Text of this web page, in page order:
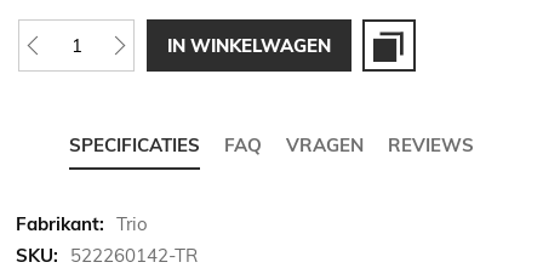
IN WINKELWAGEN
SPECIFICATIES FAQ VRAGEN REVIEWS
Meer
informatie
Trio
522260142-TR